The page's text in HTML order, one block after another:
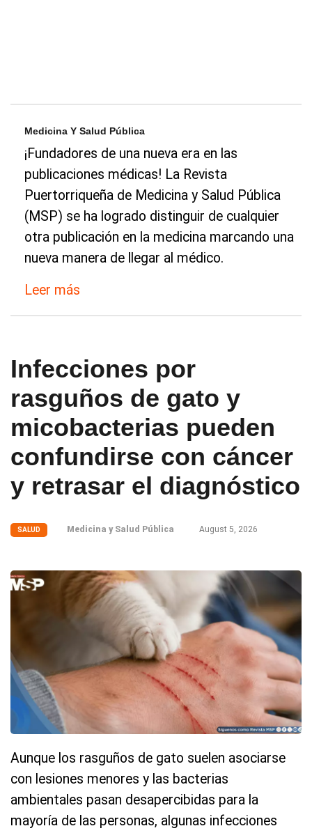
Medicina Y Salud Pública
¡Fundadores de una nueva era en las
publicaciones médicas! La Revista
Puertorriqueña de Medicina y Salud Pública
(MSP) se ha logrado distinguir de cualquier
otra publicación en la medicina marcando una
nueva manera de llegar al médico.
Leer más
Infecciones por
rasguños de gato y
micobacterias pueden
confundirse con cáncer
y retrasar el diagnóstico
SALUD Medicina y Salud Pública August 5, 2026
Aunque los rasguños de gato suelen asociarse
con lesiones menores y las bacterias
ambientales pasan desapercibidas para la
mayoría de las personas, algunas infecciones